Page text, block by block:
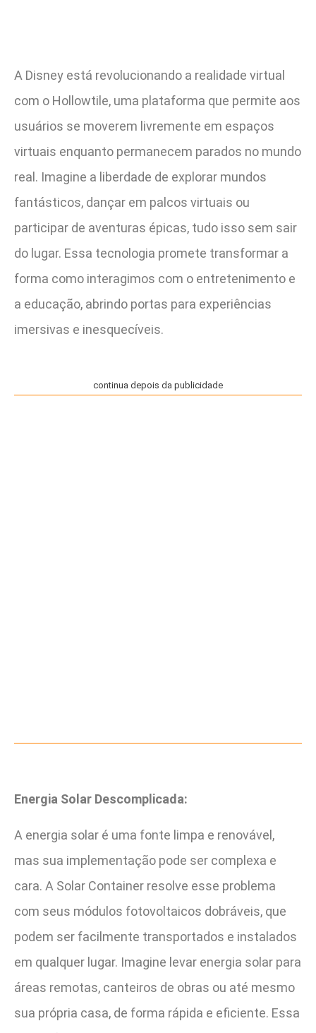
A Disney está revolucionando a realidade virtual
com o Hollowtile, uma plataforma que permite aos
usuários se moverem livremente em espaços
virtuais enquanto permanecem parados no mundo
real. Imagine a liberdade de explorar mundos
fantásticos, dançar em palcos virtuais ou
participar de aventuras épicas, tudo isso sem sair
do lugar. Essa tecnologia promete transformar a
forma como interagimos com o entretenimento e
a educação, abrindo portas para experiências
imersivas e inesquecíveis.
continua depois da publicidade
Energia Solar Descomplicada:
A energia solar é uma fonte limpa e renovável,
mas sua implementação pode ser complexa e
cara. A Solar Container resolve esse problema
com seus módulos fotovoltaicos dobráveis, que
podem ser facilmente transportados e instalados
em qualquer lugar. Imagine levar energia solar para
áreas remotas, canteiros de obras ou até mesmo
sua própria casa, de forma rápida e eficiente. Essa